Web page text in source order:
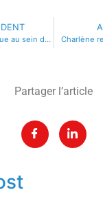
Une nouvelle venue au sein de l’équipe CISPE – Typhaine Charlène
Partager l’article